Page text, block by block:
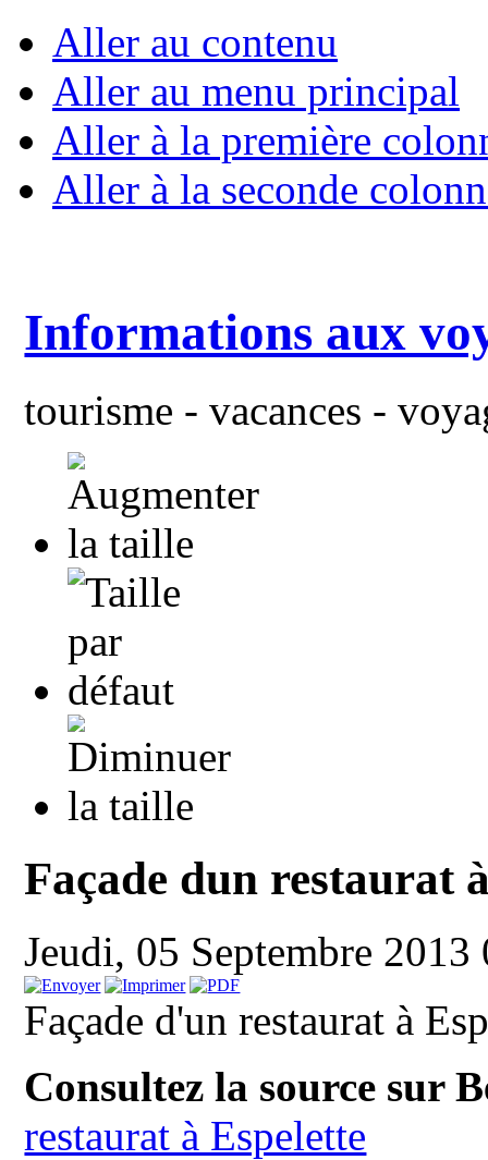
Aller au contenu
Aller au menu principal
Aller à la première
Aller à la seconde
Informations aux
tourisme - vacances -
Façade dun restaurat
Jeudi, 05 Septembre
Façade d'un restaurat à
Consultez la source sur
restaurat à Espelette